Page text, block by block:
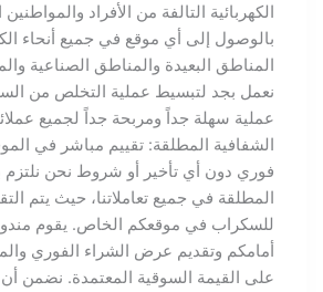
الكهربائية التالفة من الأفراد
بالوصول إلى أي موقع في جميع أنحاء
المناطق البعيدة والمناطق الصناعية
نعمل بجد لتبسيط عملية التخلص من
عملية سهلة جداً ومربحة جداً لجميع
الشفافية المطلقة: تقييم مباشر في
فوري دون أي تأخير أو شروط نحن نلتزم
المطلقة في جميع تعاملاتنا، حيث يتم
للسكراب في موقعكم الخاص. يقوم
أمامكم وتقديم عرض الشراء الفوري
على القيمة السوقية المعتمدة. نضمن